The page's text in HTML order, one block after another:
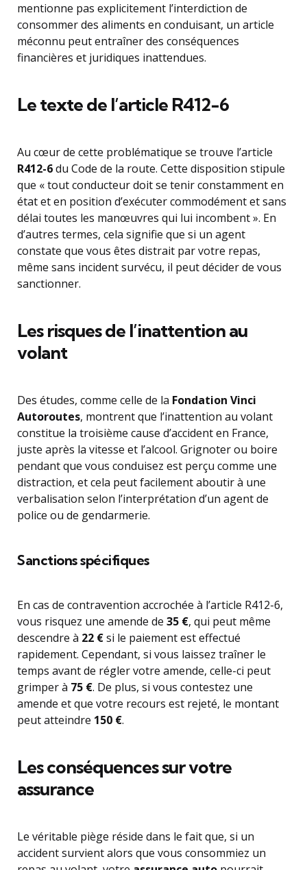
mentionne pas explicitement l’interdiction de
consommer des aliments en conduisant, un article
méconnu peut entraîner des conséquences
financières et juridiques inattendues.
Le texte de l’article R412-6
Au cœur de cette problématique se trouve l’article
R412-6du Code de la route. Cette disposition stipule
que « tout conducteur doit se tenir constamment en
état et en position d’exécuter commodément et sans
délai toutes les manœuvres qui lui incombent ». En
d’autres termes, cela signifie que si un agent
constate que vous êtes distrait par votre repas,
même sans incident survécu, il peut décider de vous
sanctionner.
Les risques de l’inattention au
volant
Des études, comme celle de la Fondation Vinci
Autoroutes, montrent que l’inattention au volant
constitue la troisième cause d’accident en France,
juste après la vitesse et l’alcool. Grignoter ou boire
pendant que vous conduisez est perçu comme une
distraction, et cela peut facilement aboutir à une
verbalisation selon l’interprétation d’un agent de
police ou de gendarmerie.
Sanctions spécifiques
En cas de contravention accrochée à l’article R412-6,
vous risquez une amende de 35 €, qui peut même
descendre à 22 €si le paiement est effectué
rapidement. Cependant, si vous laissez traîner le
temps avant de régler votre amende, celle-ci peut
grimper à 75 €. De plus, si vous contestez une
amende et que votre recours est rejeté, le montant
peut atteindre 150 €.
Les conséquences sur votre
assurance
Le véritable piège réside dans le fait que, si un
accident survient alors que vous consommiez un